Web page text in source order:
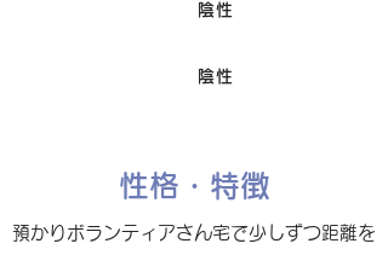
陰性
陰性
性格・特徴
預かりボランティアさん宅で少しずつ距離を